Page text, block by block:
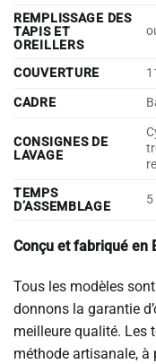
REMPLISSAGE DES
TAPIS ET
OREILLERS
COUVERTURE
CADRE
CONSIGNES DE
LAVAGE
TEMPS
D’ASSEMBLAGE
5
Conçu et fabriqué en
Tous les modèles
donnons la garantie
meilleure qualité. Les
méthode artisanale,